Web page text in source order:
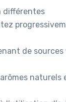
différentes
de sources
naturels